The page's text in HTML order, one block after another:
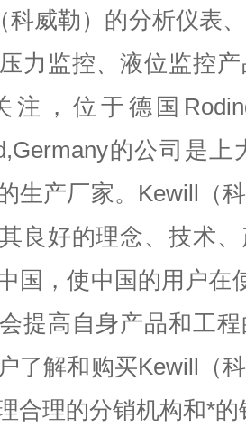
科威勒）的分析仪表
力监控、液位监控
，位于德国
的公司是
生产厂家。Kewill（
良好的理念、技术
国，使中国的用户在
提高自身产品和工
了解和购买Kewill（
合理的分销机构和*